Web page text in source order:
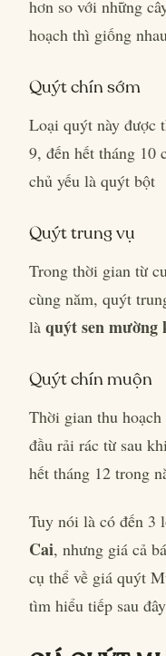
hơn so với những
hoạch thì giống
Quýt chín sớm
Loại quýt này được
9, đến hết tháng 10
chủ yếu là quýt bột
Quýt trung vụ
Trong thời gian từ
cùng năm, quýt
là quýt sen mường
Quýt chín muộn
Thời gian thu
đầu rải rác từ sau
hết tháng 12 trong
Tuy nói là có đến 3
Cai, nhưng giá cả
cụ thể về giá quýt
tìm hiểu tiếp sau đây